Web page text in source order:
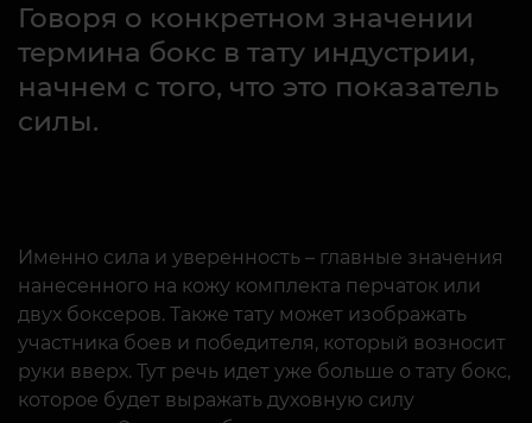
Говоря о конкретном значении
термина бокс в тату индустрии,
начнем с того, что это показатель
силы.
Именно сила и уверенность – главные значения
нанесенного на кожу комплекта перчаток или
двух боксеров. Также тату может изображать
участника боев и победителя, который возносит
руки вверх. Тут речь идет уже больше о тату бокс,
которое будет выражать духовную силу